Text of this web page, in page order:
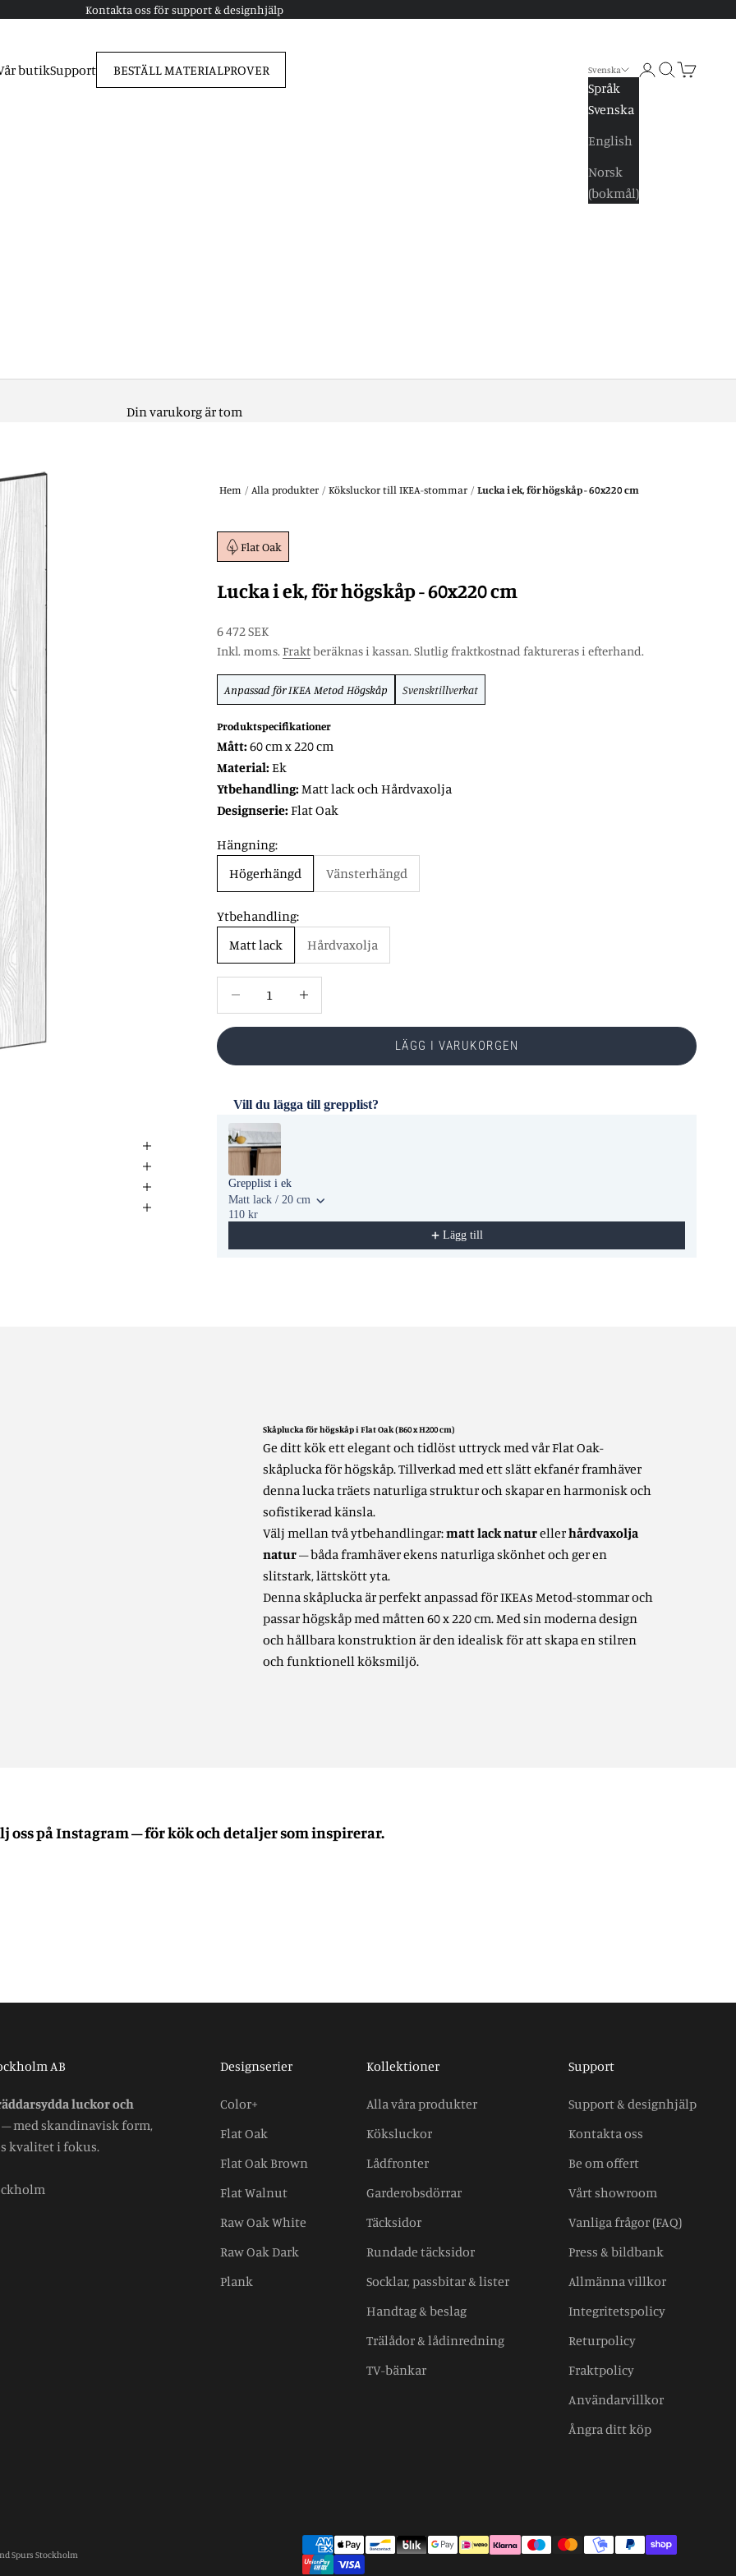
Kontakta oss för support & designhjälp
butikSupport BESTÄLL MATERIALPROVER Svenska
Språk
Svenska
English
Norsk
(bokmål)
Logga in
Sök Kundvagn
Din varukorg är tom
Hem / Alla produkter / Köksluckor till IKEA-stommar / Lucka i ek, för högskåp - 60x220 cm
Flat Oak
Lucka i ek, för högskåp - 60x220 cm
REA-pris
6 472 SEK
Inkl. moms.Fraktberäknas i kassan. Slutlig fraktkostnad faktureras i efterhand.
Anpassad förIKEA Metod Högskåp Svensktillverkat
Produktspecifikationer
Mått:60 cm x 220 cm
Material:Ek
Ytbehandling:Matt lack och Hårdvaxolja
Designserie:Flat Oak
Hängning:
Högerhängd
Vänsterhängd
Ytbehandling:
Matt lack
Hårdvaxolja
Öka antal
LÄGG I VARUKORGEN
Vill du lägga till grepplist?
Use the Previous and Next buttons to navigate through product recommendations, or scroll
Grepplist i ek
Matt lack / 20 cm
110 kr
Lägg till
Skåplucka för högskåp i Flat Oak (B60 x H200 cm)
Ge ditt kök ett elegant och tidlöst uttryck med vår Flat Oak-
skåplucka för högskåp. Tillverkad med ett slätt ekfanér framhäver
denna lucka träets naturliga struktur och skapar en harmonisk och
sofistikerad känsla.
Välj mellan två ytbehandlingar:matt lack naturellerhårdvaxolja
natur– båda framhäver ekens naturliga skönhet och ger en
slitstark, lättskött yta.
Denna skåplucka är perfekt anpassad för IKEAs Metod-stommar och
passar högskåp med måtten 60 x 220 cm. Med sin moderna design
och hållbara konstruktion är den idealisk för att skapa en stilren
och funktionell köksmiljö.
oss på Instagram – för kök och detaljer som inspirerar.
AB
luckor och
med skandinavisk form,
kvalitet i fokus.
Designserier
Color+
Flat Oak
Flat Oak Brown
Flat Walnut
Raw Oak White
Raw Oak Dark
Plank
Kollektioner
Alla våra produkter
Köksluckor
Lådfronter
Garderobsdörrar
Täcksidor
Rundade täcksidor
Socklar, passbitar & lister
Handtag & beslag
Trälådor & lådinredning
TV-bänkar
Support
Support & designhjälp
Kontakta oss
Be om offert
Vårt showroom
Vanliga frågor (FAQ)
Press & bildbank
Allmänna villkor
Integritetspolicy
Returpolicy
Fraktpolicy
Användarvillkor
Ångra ditt köp
Spurs Stockholm